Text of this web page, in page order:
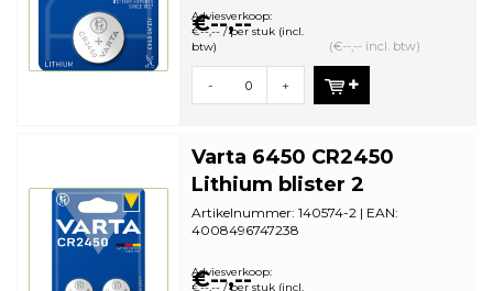
bestelhoeveelheid: 10
€--,--
Adviesverkoop:
€--,-- / per stuk (incl.
btw)
(€--,-- incl. btw)
- +
Varta 6450 CR2450
Lithium blister 2
Artikelnummer: 140574-2 | EAN:
4008496747238
bestelhoeveelheid: 10
€--,--
Adviesverkoop:
€--,-- / per stuk (incl.